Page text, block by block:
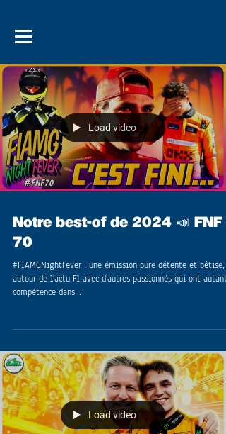
Load video
Notre best-of de 2024 📣 FNF
70
#FIAMGNightFever : une émission pure détente et bêtise,
autour de l'actu F1 avec d'autres passionnés qui ont autant
compétence dans...
Load video